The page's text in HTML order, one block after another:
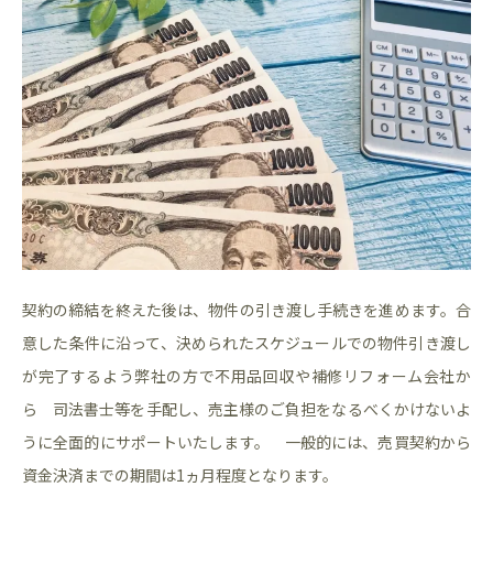
契約の締結を終えた後は、物件の引き渡し手続きを進めます。合
意した条件に沿って、決められたスケジュールでの物件引き渡し
が完了するよう弊社の方で不用品回収や補修リフォーム会社か
ら 司法書士等を手配し、売主様のご負担をなるべくかけないよ
うに全面的にサポートいたします。 一般的には、売買契約から
資金決済までの期間は1ヵ月程度となります。